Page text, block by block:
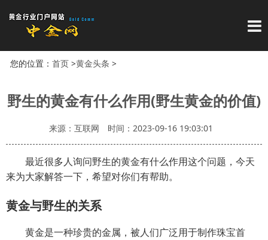
导
您的位置： 首页>黄金头条 >
野生的黄金有什么作用(野生黄金的价值)
来源：互联网 时间：2023-09-16 19:03:01
最近很多人询问野生的黄金有什么作用这个问题，今天
来为大家解答一下，希望对你们有帮助。
黄金与野生的关系
黄金是一种珍贵的金属，被人们广泛用于制作珠宝首